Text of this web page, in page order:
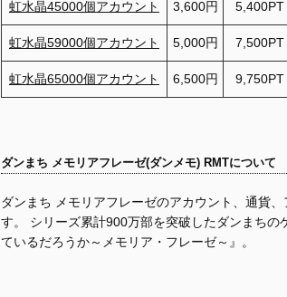
虹水晶45000個アカウント 3,600円 5,400PT
虹水晶59000個アカウント 5,000円 7,500PT
虹水晶65000個アカウント 6,500円 9,750PT
ダンまち メモリアフレーゼ(ダンメモ) RMTについて
ダンまち メモリアフレーゼのアカウント、通貨
す。 シリーズ累計900万部を突破したダンまち
ているだろうか～メモリア・フレーゼ～』。